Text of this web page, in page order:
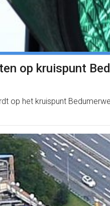
op kruispunt
op het kruispunt